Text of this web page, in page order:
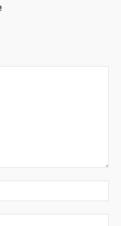
:*